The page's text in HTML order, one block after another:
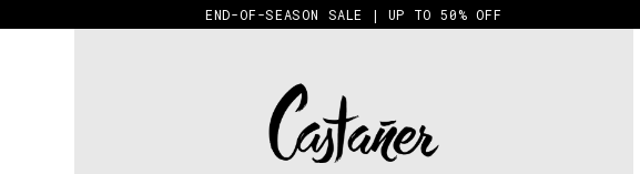
END-OF-SEASON SALE | UP TO 50% OFF